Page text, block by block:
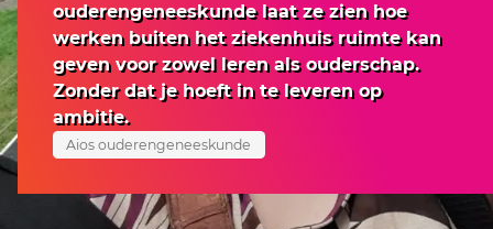
ouderengeneeskunde laat ze zien hoe
werken buiten het ziekenhuis ruimte kan
geven voor zowel leren als ouderschap.
Zonder dat je hoeft in te leveren op
ambitie.
Aios ouderengeneeskunde